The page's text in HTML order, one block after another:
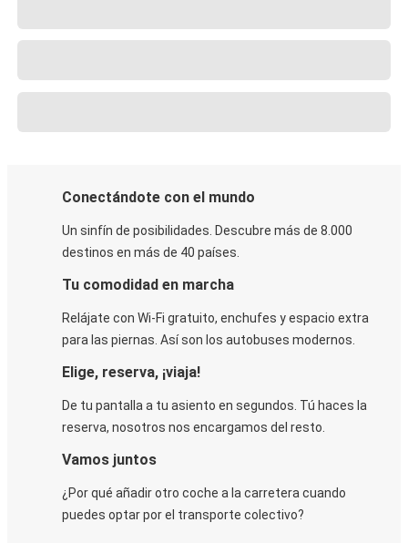
Conectándote con el mundo
Un sinfín de posibilidades. Descubre más de 8.000
destinos en más de 40 países.
Tu comodidad en marcha
Relájate con Wi-Fi gratuito, enchufes y espacio extra
para las piernas. Así son los autobuses modernos.
Elige, reserva, ¡viaja!
De tu pantalla a tu asiento en segundos. Tú haces la
reserva, nosotros nos encargamos del resto.
Vamos juntos
¿Por qué añadir otro coche a la carretera cuando
puedes optar por el transporte colectivo?